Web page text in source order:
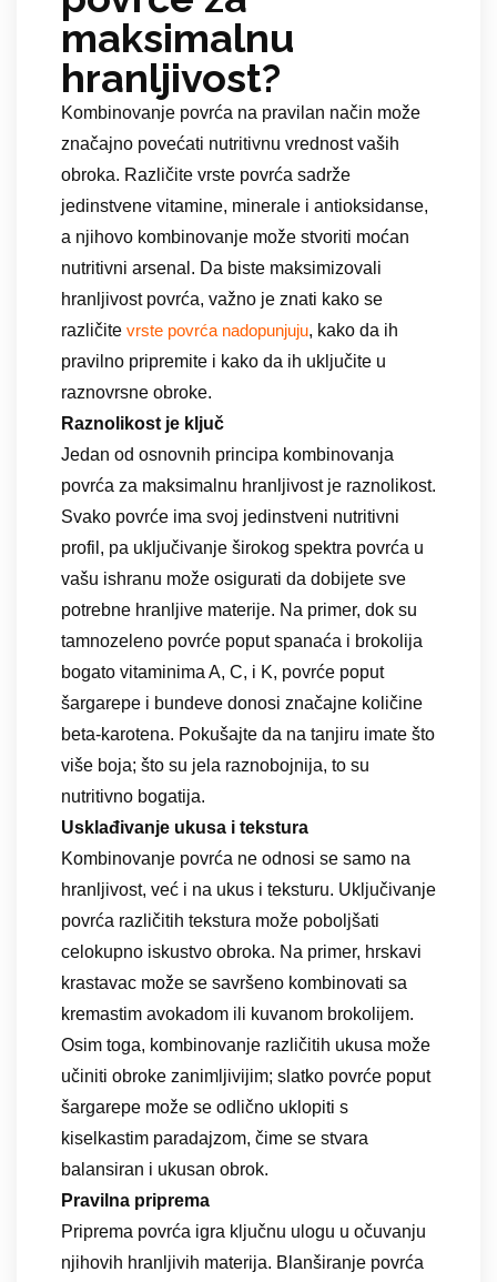
maksimalnu
hranljivost?
Kombinovanje povrća na pravilan način može
značajno povećati nutritivnu vrednost vaših
obroka. Različite vrste povrća sadrže
jedinstvene vitamine, minerale i antioksidanse,
a njihovo kombinovanje može stvoriti moćan
nutritivni arsenal. Da biste maksimizovali
hranljivost povrća, važno je znati kako se
različite vrste povrća nadopunjuju, kako da ih
pravilno pripremite i kako da ih uključite u
raznovrsne obroke.
Raznolikost je ključ
Jedan od osnovnih principa kombinovanja
povrća za maksimalnu hranljivost je raznolikost.
Svako povrće ima svoj jedinstveni nutritivni
profil, pa uključivanje širokog spektra povrća u
vašu ishranu može osigurati da dobijete sve
potrebne hranljive materije. Na primer, dok su
tamnozeleno povrće poput spanaća i brokolija
bogato vitaminima A, C, i K, povrće poput
šargarepe i bundeve donosi značajne količine
beta-karotena. Pokušajte da na tanjiru imate što
više boja; što su jela raznobojnija, to su
nutritivno bogatija.
Usklađivanje ukusa i tekstura
Kombinovanje povrća ne odnosi se samo na
hranljivost, već i na ukus i teksturu. Uključivanje
povrća različitih tekstura može poboljšati
celokupno iskustvo obroka. Na primer, hrskavi
krastavac može se savršeno kombinovati sa
kremastim avokadom ili kuvanom brokolijem.
Osim toga, kombinovanje različitih ukusa može
učiniti obroke zanimljivijim; slatko povrće poput
šargarepe može se odlično uklopiti s
kiselkastim paradajzom, čime se stvara
balansiran i ukusan obrok.
Pravilna priprema
Priprema povrća igra ključnu ulogu u očuvanju
njihovih hranljivih materija. Blanširanje povrća